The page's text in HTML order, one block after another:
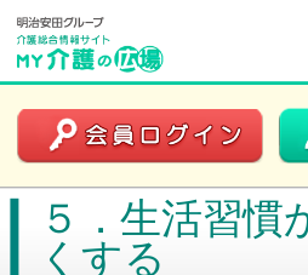
５．生活習慣
くする